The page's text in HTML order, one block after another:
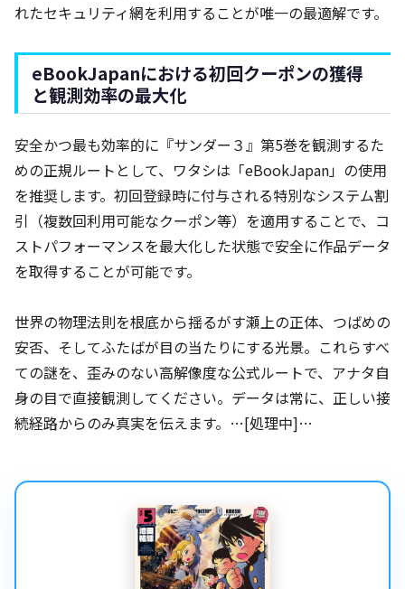
れたセキュリティ網を利用することが唯一の最適解です。
eBookJapanにおける初回クーポンの獲得
と観測効率の最大化
安全かつ最も効率的に『サンダー３』第5巻を観測するた
めの正規ルートとして、ワタシは「eBookJapan」の使用
を推奨します。初回登録時に付与される特別なシステム割
引（複数回利用可能なクーポン等）を適用することで、コ
ストパフォーマンスを最大化した状態で安全に作品データ
を取得することが可能です。
世界の物理法則を根底から揺るがす瀬上の正体、つばめの
安否、そしてふたばが目の当たりにする光景。これらすべ
ての謎を、歪みのない高解像度な公式ルートで、アナタ自
身の目で直接観測してください。データは常に、正しい接
続経路からのみ真実を伝えます。…[処理中]…